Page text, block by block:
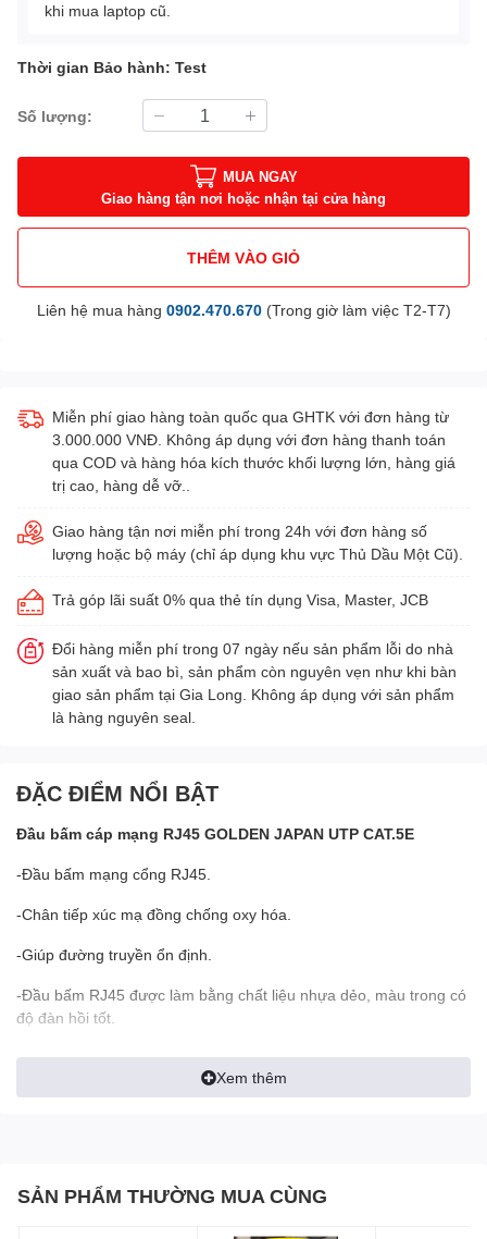
khi mua laptop cũ.
Thời gian Bảo hành: Test
Số lượng:
MUA NGAY
Giao hàng tận nơi hoặc nhận tại cửa hàng
THÊM VÀO GIỎ
Liên hệ mua hàng 0902.470.670(Trong giờ làm việc T2-T7)
Miễn phí giao hàng toàn quốc qua GHTK với đơn hàng từ
3.000.000 VNĐ. Không áp dụng với đơn hàng thanh toán
qua COD và hàng hóa kích thước khối lượng lớn, hàng giá
trị cao, hàng dễ vỡ..
Giao hàng tận nơi miễn phí trong 24h với đơn hàng số
lượng hoặc bộ máy (chỉ áp dụng khu vực Thủ Dầu Một Cũ).
Trả góp lãi suất 0% qua thẻ tín dụng Visa, Master, JCB
Đổi hàng miễn phí trong 07 ngày nếu sản phẩm lỗi do nhà
sản xuất và bao bì, sản phẩm còn nguyên vẹn như khi bàn
giao sản phẩm tại Gia Long. Không áp dụng với sản phẩm
là hàng nguyên seal.
ĐẶC ĐIỂM NỔI BẬT
Đầu bấm cáp mạng RJ45 GOLDEN JAPAN UTP CAT.5E
-Đầu bấm mạng cổng RJ45.
-Chân tiếp xúc mạ đồng chống oxy hóa.
-Giúp đường truyền ổn định.
-Đầu bấm RJ45 được làm bằng chất liệu nhựa dẻo, màu trong có
độ đàn hồi tốt.
-Dùng chocáp mạngUTP CAT.5E.
-Đóng gói: 100 cái/ 1 hộp.
Xem thêm
SẢN PHẨM THƯỜNG MUA CÙNG